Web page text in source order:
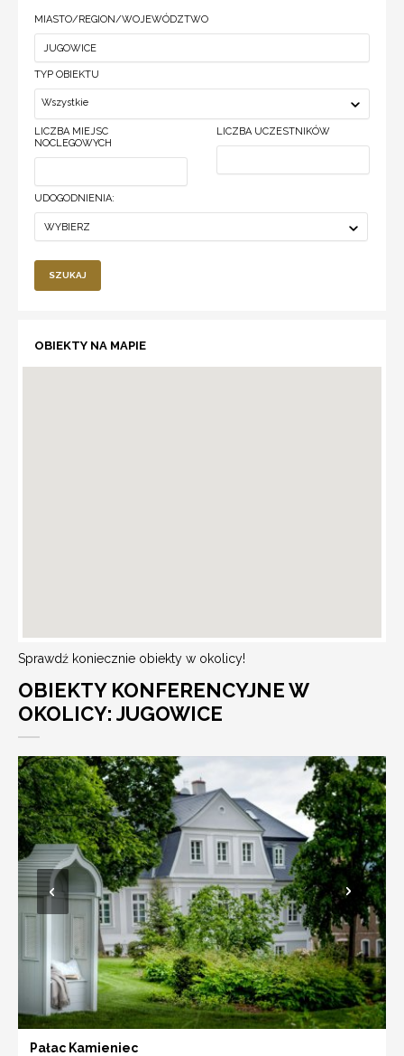
MIASTO/REGION/WOJEWÓDZTWO
TYP OBIEKTU
Wszystkie
LICZBA MIEJSC
NOCLEGOWYCH
LICZBA UCZESTNIKÓW
UDOGODNIENIA:
WYBIERZ
SZUKAJ
OBIEKTY NA MAPIE
Sprawdź koniecznie obiekty w okolicy!
OBIEKTY KONFERENCYJNE W
OKOLICY: JUGOWICE
Pałac Kamieniec